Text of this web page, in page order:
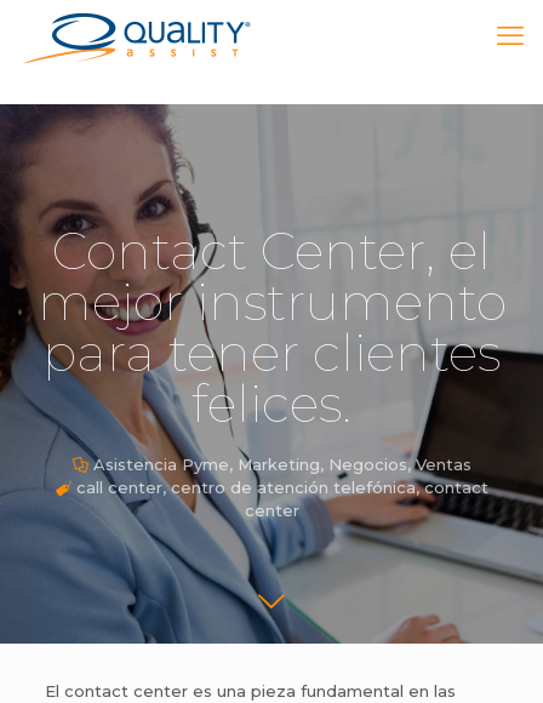
Contact Center, el
mejor instrumento
para tener clientes
felices.
Asistencia Pyme, Marketing, Negocios,Ventas
call center,centro de atención telefónica,contact
center
El contact center es una pieza fundamental en las